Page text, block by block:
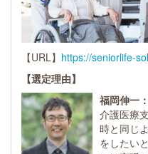
【URL】 https://seniorlife-
【選定理由】
福岡伸一：
介護医療
時と同じ
をしたい